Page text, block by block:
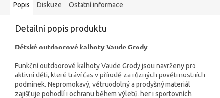
Popis Diskuze Ostatní informace
Detailní popis produktu
Dětské outdoorové kalhoty Vaude Grody
Funkční outdoorové kalhoty Vaude Grody jsou navrženy pro
aktivní děti, které tráví čas v přírodě za různých povětrnostních
podmínek. Nepromokavý, větruodolný a prodyšný materiál
zajišťuje pohodlí i ochranu během výletů, her i sportovních